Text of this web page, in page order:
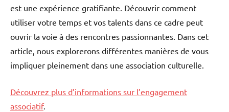
est une expérience gratifiante. Découvrir comment
utiliser votre temps et vos talents dans ce cadre peut
ouvrir la voie à des rencontres passionnantes. Dans cet
article, nous explorerons différentes manières de vous
impliquer pleinement dans une association culturelle.
Découvrez plus d’informations sur l’engagement
associatif.